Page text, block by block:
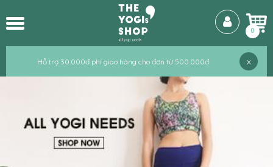
Hỗ trợ 30.000đ phí giao hàng cho đơn từ 500.000đ x
0